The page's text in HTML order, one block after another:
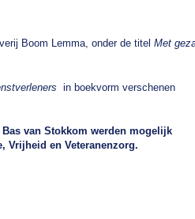
Boom Lemma, onder de titel Met
in boekvorm verschenen
van Stokkom werden mogelijk
Vrijheid en Veteranenzorg.